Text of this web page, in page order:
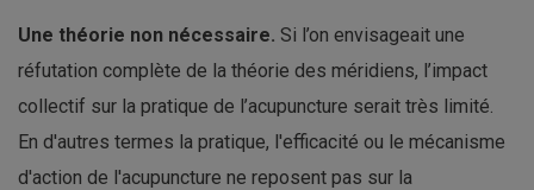
Une théorie non nécessaire. Si l’on envisageait une
réfutation complète de la théorie des méridiens, l’impact
collectif sur la pratique de l’acupuncture serait très limité.
En d'autres termes la pratique, l'efficacité ou le mécanisme
d'action de l'acupuncture ne reposent pas sur la